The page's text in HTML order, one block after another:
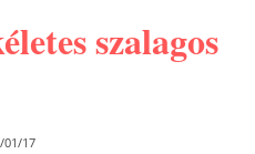
szalagos
01/17